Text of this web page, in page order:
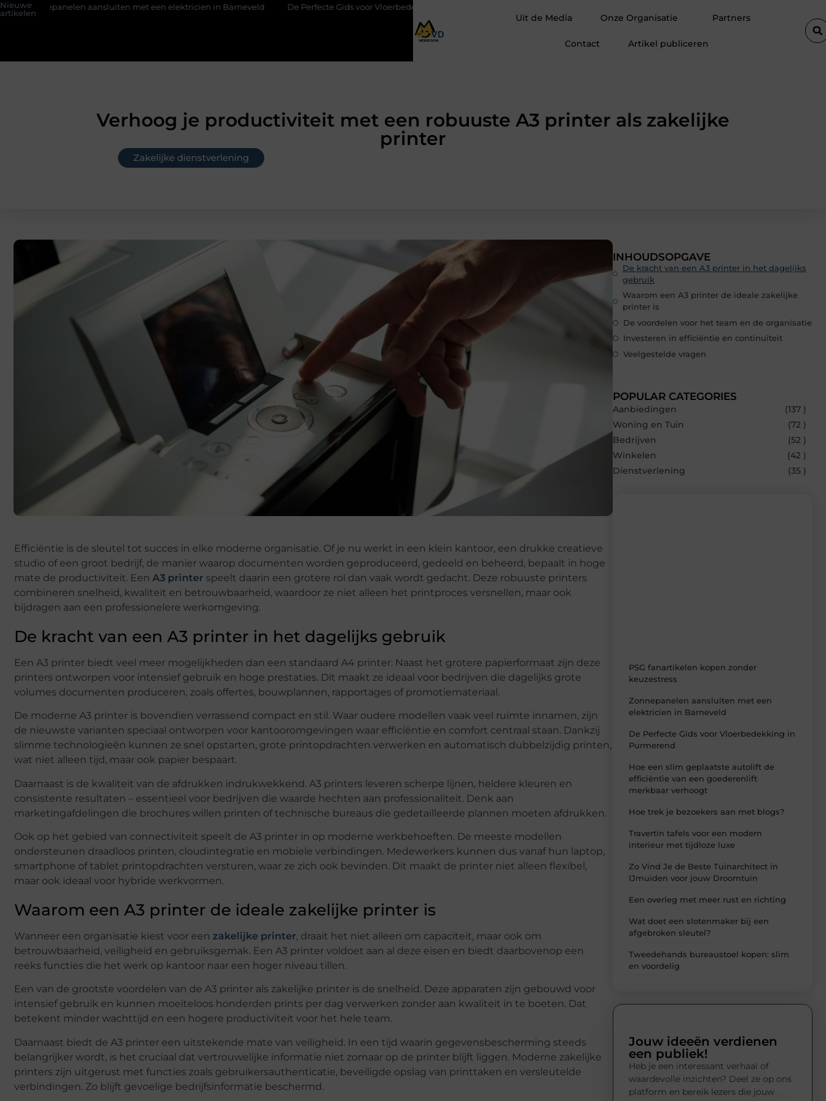
Nieuwe
artikelen
aansluiten met een elektricien in Barneveld De Perfecte Gids voor Vloerbedekking in Purmerend
Uit de Media Onze Organisatie Partners
Contact Artikel publiceren
Verhoog je productiviteit met een robuuste A3 printer als zakelijke
printer
Zakelijke dienstverlening
Efficiëntie is de sleutel tot succes in elke moderne organisatie. Of je nu werkt in een klein kantoor, een drukke creatieve
studio of een groot bedrijf, de manier waarop documenten worden geproduceerd, gedeeld en beheerd, bepaalt in hoge
mate de productiviteit. Een A3 printer speelt daarin een grotere rol dan vaak wordt gedacht. Deze robuuste printers
combineren snelheid, kwaliteit en betrouwbaarheid, waardoor ze niet alleen het printproces versnellen, maar ook
bijdragen aan een professionelere werkomgeving.
De kracht van een A3 printer in het dagelijks gebruik
Een A3 printer biedt veel meer mogelijkheden dan een standaard A4 printer. Naast het grotere papierformaat zijn deze
printers ontworpen voor intensief gebruik en hoge prestaties. Dit maakt ze ideaal voor bedrijven die dagelijks grote
volumes documenten produceren, zoals offertes, bouwplannen, rapportages of promotiemateriaal.
De moderne A3 printer is bovendien verrassend compact en stil. Waar oudere modellen vaak veel ruimte innamen, zijn
de nieuwste varianten speciaal ontworpen voor kantooromgevingen waar efficiëntie en comfort centraal staan. Dankzij
slimme technologieën kunnen ze snel opstarten, grote printopdrachten verwerken en automatisch dubbelzijdig printen,
wat niet alleen tijd, maar ook papier bespaart.
Daarnaast is de kwaliteit van de afdrukken indrukwekkend. A3 printers leveren scherpe lijnen, heldere kleuren en
consistente resultaten – essentieel voor bedrijven die waarde hechten aan professionaliteit. Denk aan
marketingafdelingen die brochures willen printen of technische bureaus die gedetailleerde plannen moeten afdrukken.
Ook op het gebied van connectiviteit speelt de A3 printer in op moderne werkbehoeften. De meeste modellen
ondersteunen draadloos printen, cloudintegratie en mobiele verbindingen. Medewerkers kunnen dus vanaf hun laptop,
smartphone of tablet printopdrachten versturen, waar ze zich ook bevinden. Dit maakt de printer niet alleen flexibel,
maar ook ideaal voor hybride werkvormen.
Waarom een A3 printer de ideale zakelijke printer is
Wanneer een organisatie kiest voor een zakelijke printer, draait het niet alleen om capaciteit, maar ook om
betrouwbaarheid, veiligheid en gebruiksgemak. Een A3 printer voldoet aan al deze eisen en biedt daarbovenop een
reeks functies die het werk op kantoor naar een hoger niveau tillen.
Een van de grootste voordelen van de A3 printer als zakelijke printer is de snelheid. Deze apparaten zijn gebouwd voor
intensief gebruik en kunnen moeiteloos honderden prints per dag verwerken zonder aan kwaliteit in te boeten. Dat
betekent minder wachttijd en een hogere productiviteit voor het hele team.
Daarnaast biedt de A3 printer een uitstekende mate van veiligheid. In een tijd waarin gegevensbescherming steeds
belangrijker wordt, is het cruciaal dat vertrouwelijke informatie niet zomaar op de printer blijft liggen. Moderne zakelijke
printers zijn uitgerust met functies zoals gebruikersauthenticatie, beveiligde opslag van printtaken en versleutelde
verbindingen. Zo blijft gevoelige bedrijfsinformatie beschermd.
INHOUDSOPGAVE
De kracht van een A3 printer in het dagelijks
gebruik
Waarom een A3 printer de ideale zakelijke
printer is
De voordelen voor het team en de organisatie
Investeren in efficiëntie en continuïteit
Veelgestelde vragen
POPULAR CATEGORIES
Aanbiedingen
(137 )
Woning en Tuin
(72 )
Bedrijven
(52 )
Winkelen
(42 )
Dienstverlening
(35 )
PSG fanartikelen kopen zonder
keuzestress
Zonnepanelen aansluiten met een
elektricien in Barneveld
De Perfecte Gids voor Vloerbedekking in
Purmerend
Hoe een slim geplaatste autolift de
efficiëntie van een goederenlift
merkbaar verhoogt
Hoe trek je bezoekers aan met blogs?
Travertin tafels voor een modern
interieur met tijdloze luxe
Zo Vind Je de Beste Tuinarchitect in
IJmuiden voor jouw Droomtuin
Een overleg met meer rust en richting
Wat doet een slotenmaker bij een
afgebroken sleutel?
Tweedehands bureaustoel kopen: slim
en voordelig
Jouw ideeën verdienen
een publiek!
Heb je een interessant verhaal of
waardevolle inzichten? Deel ze op ons
platform en bereik lezers die jouw